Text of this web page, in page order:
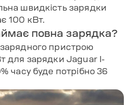
швидкість зарядки
100 кВт.
повна зарядка?
пристрою
для зарядки Jaguar I-
часу буде потрібно 36